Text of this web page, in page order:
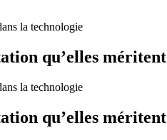
la technologie
qu’elles méritent
la technologie
qu’elles méritent